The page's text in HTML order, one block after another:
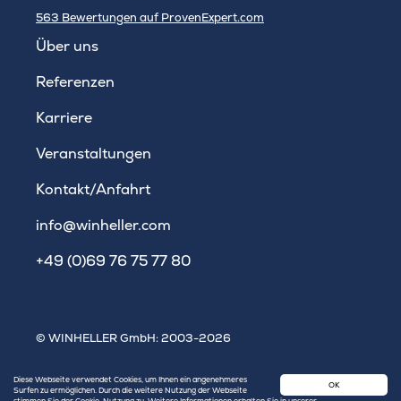
OK
Diese Webseite verwendet Cookies, um Ihnen ein angenehmeres
Surfen zu ermöglichen. Durch die weitere Nutzung der Webseite
563 Bewertungen auf ProvenExpert.com
Über uns
Referenzen
Karriere
Veranstaltungen
Kontakt/Anfahrt
info@winheller.com
+49 (0)69 76 75 77 80
© WINHELLER GmbH: 2003-2026